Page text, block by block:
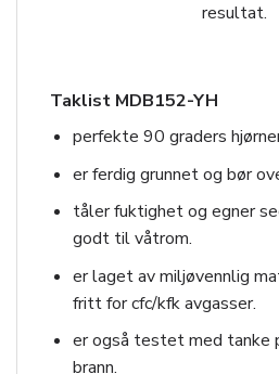
resultat.
Taklist MDB152-YH
perfekte 90 graders
er ferdig grunnet og bør
tåler fuktighet og egner
godt til våtrom.
er laget av miljøvennlig
fritt for cfc/kfk avgasser.
er også testet med tanke
brann.